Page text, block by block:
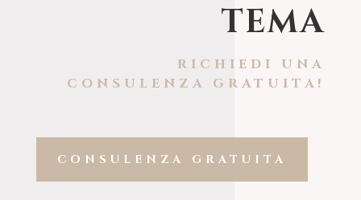
TEMA
RICHIEDI UNA
CONSULENZA GRATUITA!
CONSULENZA GRATUITA